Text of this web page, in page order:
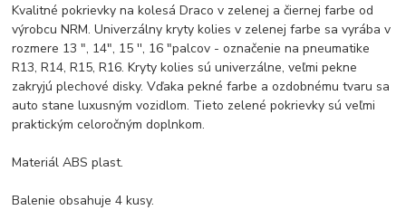
Kvalitné pokrievky na kolesá Draco v zelenej a čiernej farbe od
výrobcu NRM. Univerzálny kryty kolies v zelenej farbe sa vyrába v
rozmere 13 ", 14", 15 '', 16 "palcov - označenie na pneumatike
R13, R14, R15, R16. Kryty kolies sú univerzálne, veľmi pekne
zakryjú plechové disky. Vďaka pekné farbe a ozdobnému tvaru sa
auto stane luxusným vozidlom. Tieto zelené pokrievky sú veľmi
praktickým celoročným doplnkom.
Materiál ABS plast.
Balenie obsahuje 4 kusy.